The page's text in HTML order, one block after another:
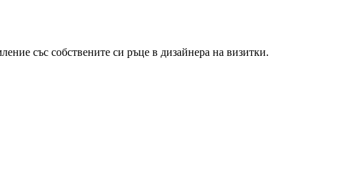
със собствените си ръце в дизайнера на визитки.